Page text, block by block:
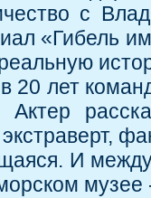
с
«Гибель
20 лет
Актер
И
музее